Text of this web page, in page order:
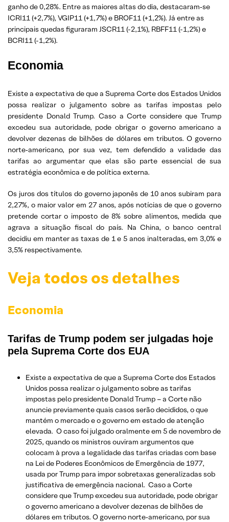
ganho de 0,28%. Entre as maiores altas do dia, destacaram‑se
ICRI11 (+2,7%), VGIP11 (+1,7%) e BROF11 (+1,2%). Já entre as
principais quedas figuraram JSCR11 (-2,1%), RBFF11 (-1,2%) e
BCRI11 (-1,2%).
Economia
Existe a expectativa de que a Suprema Corte dos Estados Unidos
possa realizar o julgamento sobre as tarifas impostas pelo
presidente Donald Trump. Caso a Corte considere que Trump
excedeu sua autoridade, pode obrigar o governo americano a
devolver dezenas de bilhões de dólares em tributos. O governo
norte‑americano, por sua vez, tem defendido a validade das
tarifas ao argumentar que elas são parte essencial de sua
estratégia econômica e de política externa.
Os juros dos títulos do governo japonês de 10 anos subiram para
2,27%, o maior valor em 27 anos, após notícias de que o governo
pretende cortar o imposto de 8% sobre alimentos, medida que
agrava a situação fiscal do país. Na China, o banco central
decidiu em manter as taxas de 1 e 5 anos inalteradas, em 3,0% e
3,5% respectivamente.
Veja todos os detalhes
Economia
Tarifas de Trump podem ser julgadas hoje
pela Suprema Corte dos EUA
Existe a expectativa de que a Suprema Corte dos Estados
Unidos possa realizar o julgamento sobre as tarifas
impostas pelo presidente Donald Trump – a Corte não
anuncie previamente quais casos serão decididos, o que
mantém o mercado e o governo em estado de atenção
elevada. O caso foi julgado oralmente em 5 de novembro de
2025, quando os ministros ouviram argumentos que
colocam à prova a legalidade das tarifas criadas com base
na Lei de Poderes Econômicos de Emergência de 1977,
usada por Trump para impor sobretaxas generalizadas sob
justificativa de emergência nacional. Caso a Corte
considere que Trump excedeu sua autoridade, pode obrigar
o governo americano a devolver dezenas de bilhões de
dólares em tributos. O governo norte‑americano, por sua